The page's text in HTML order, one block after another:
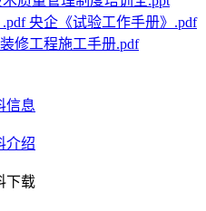
央企《试验工作手册》.pdf
装修工程施工手册.pdf
信息
介绍
下载